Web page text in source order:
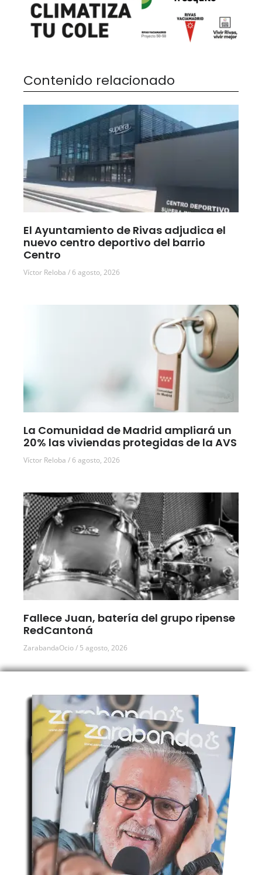
Contenido relacionado
El Ayuntamiento de Rivas adjudica el
nuevo centro deportivo del barrio
Centro
Víctor Reloba 6 agosto, 2026
La Comunidad de Madrid ampliará un
20% las viviendas protegidas de la AVS
Víctor Reloba 6 agosto, 2026
Fallece Juan, batería del grupo ripense
RedCantoná
ZarabandaOcio 5 agosto, 2026